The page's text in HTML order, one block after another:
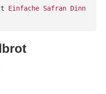
Einfache Safran Dinn